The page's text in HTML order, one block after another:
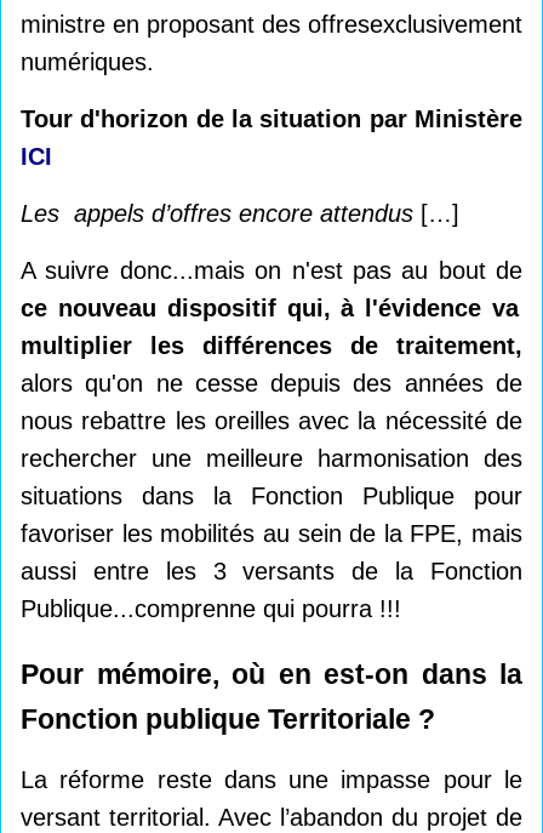
ministre en proposant des offresexclusivement
numériques.
Tour d'horizon de la situation par Ministère
ICI
Les appels d’offres encore attendus […]
A suivre donc...mais on n'est pas au bout de
ce nouveau dispositif qui, à l'évidence va
multiplier les différences de traitement,
alors qu'on ne cesse depuis des années de
nous rebattre les oreilles avec la nécessité de
rechercher une meilleure harmonisation des
situations dans la Fonction Publique pour
favoriser les mobilités au sein de la FPE, mais
aussi entre les 3 versants de la Fonction
Publique...comprenne qui pourra !!!
Pour mémoire, où en est-on dans la
Fonction publique Territoriale ?
La réforme reste dans une impasse pour le
versant territorial. Avec l’abandon du projet de